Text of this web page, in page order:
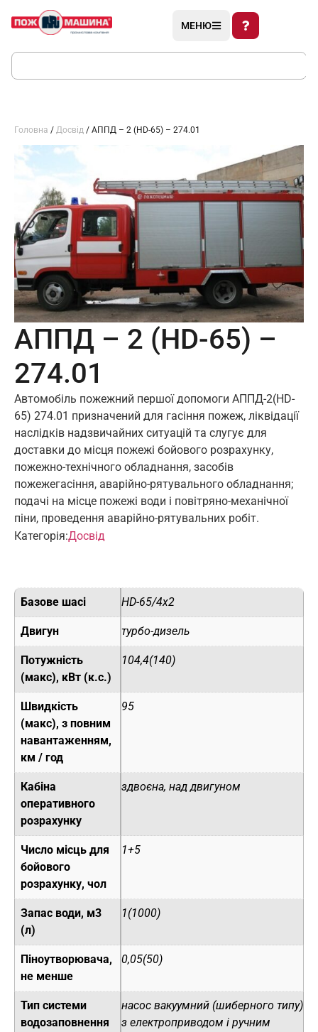
МЕНЮ
Головна / Досвід / АППД – 2 (HD-65) – 274.01
АППД – 2 (HD-65) –
274.01
Автомобіль пожежний першої допомоги АППД-2(HD-
65) 274.01 призначений для гасіння пожеж, ліквідації
наслідків надзвичайних ситуацій та слугує для
доставки до місця пожежі бойового розрахунку,
пожежно-технічного обладнання, засобів
пожежегасіння, аварійно-рятувального обладнання;
подачі на місце пожежі води і повітряно-механічної
піни, проведення аварійно-рятувальних робіт.
Категорія:Досвід
Базове шасі HD-65/4х2
Двигун турбо-дизель
Потужність
(макс), кВт (к.с.)
104,4(140)
Швидкість
(макс), з повним
навантаженням,
км / год
95
Кабіна
оперативного
розрахунку
здвоєна, над двигуном
Число місць для
бойового
розрахунку, чол
1+5
Запас води, м3
(л)
1(1000)
Піноутворювача,
не менше
0,05(50)
Тип системи
водозаповнення
насос вакуумний (шиберного типу)
з електроприводом і ручним